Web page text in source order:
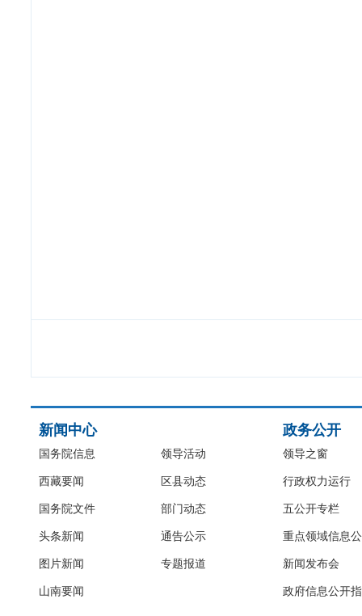
新闻中心
国务院信息
西藏要闻
国务院文件
头条新闻
图片新闻
山南要闻
领导活动
区县动态
部门动态
通告公示
专题报道
政务公开
领导之窗
行政权力运行
五公开专栏
重点领域信息
新闻发布会
政府信息公开